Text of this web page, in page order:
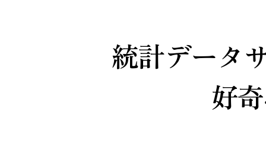
統計データ
好